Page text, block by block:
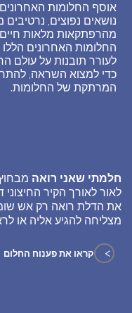
אוסף החלומות
נושאים נפוצים, נרטיבים
מהרפתקאות מלאות
החלומות האחרונים
לעורר תובנות על עולם
כדי למצוא השראה,
המרתקת של החלומות.
חלמתי שאני רואה
לאור לאורך הקיר
את הדלת רואה רק אש
מצליחה להגיע אליה או
> קראו את פענוח החלום